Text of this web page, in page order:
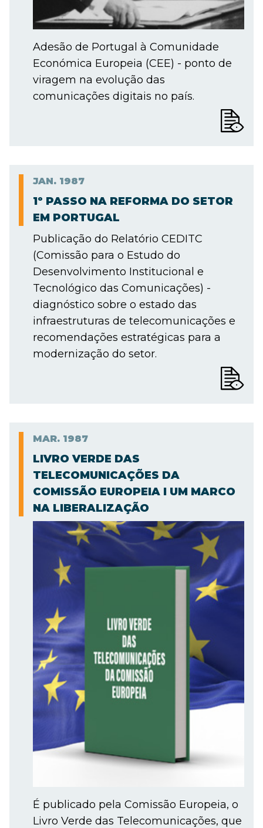
Adesão de Portugal à Comunidade
Económica Europeia (CEE) - ponto de
viragem na evolução das
comunicações digitais no país.
JAN. 1987
1º PASSO NA REFORMA DO SETOR
EM PORTUGAL
Publicação do Relatório CEDITC
(Comissão para o Estudo do
Desenvolvimento Institucional e
Tecnológico das Comunicações) -
diagnóstico sobre o estado das
infraestruturas de telecomunicações e
recomendações estratégicas para a
modernização do setor.
MAR. 1987
LIVRO VERDE DAS
TELECOMUNICAÇÕES DA
COMISSÃO EUROPEIA I UM MARCO
NA LIBERALIZAÇÃO
É publicado pela Comissão Europeia, o
Livro Verde das Telecomunicações, que